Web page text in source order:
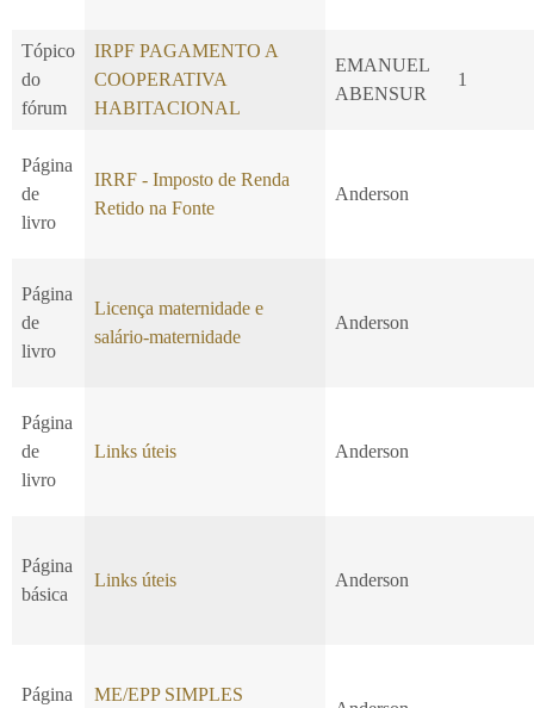
Tópico
do
fórum
IRPF PAGAMENTO A
COOPERATIVA
HABITACIONAL
EMANUEL
ABENSUR
1
Página
de
livro
IRRF - Imposto de Renda
Retido na Fonte
Anderson
Página
de
livro
Licença maternidade e
salário-maternidade
Anderson
Página
de
livro
Links úteis Anderson
Página
básica
Links úteis Anderson
Página ME/EPP SIMPLES